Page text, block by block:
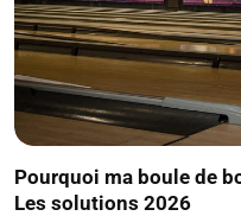
Pourquoi ma boule de
Les solutions 2026